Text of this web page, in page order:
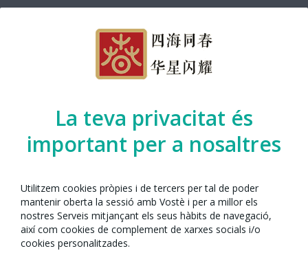
La teva privacitat és
important per a nosaltres
Utilitzem cookies pròpies i de tercers per tal de poder
mantenir oberta la sessió amb Vostè i per a millor els
nostres Serveis mitjançant els seus hàbits de navegació,
així com cookies de complement de xarxes socials i/o
cookies personalitzades.